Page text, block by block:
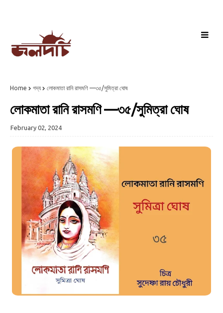
Home গদ্য লোকমাতা রানি রাসমণি —৩৫/সুমিত্রা ঘোষ
লোকমাতা রানি রাসমণি —৩৫/সুমিত্রা ঘোষ
February 02, 2024